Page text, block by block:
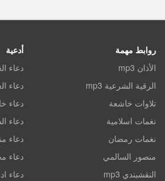
روابط مهمة
الأذان mp3
الرقية الشرعية mp3
تلاوات خاشعة
نغمات اسلامية
نغمات رمضان
منصور السالمي
النقشبندي mp3
أدعية
دعاء
دعاء
دعاء
دعاء
دعاء
دعاء
دعاء